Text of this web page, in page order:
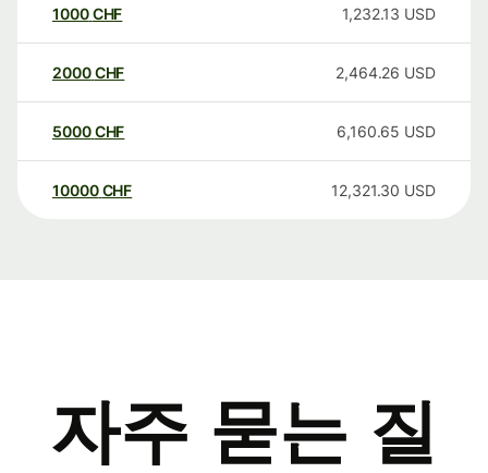
1000CHF 1,232.13 USD
2000CHF 2,464.26 USD
5000CHF 6,160.65 USD
10000 CHF 12,321.30 USD
자주 묻는 질